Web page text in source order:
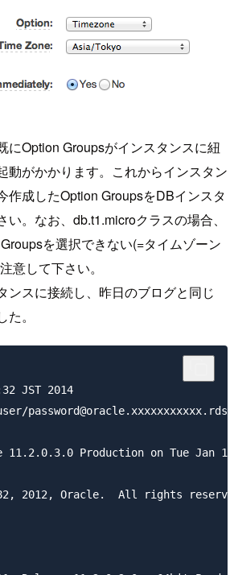
にOption Groupsがインスタンスに紐
動がかかります。これからインスタン
作成したOption GroupsをDBインスタ
い。なお、db.t1.microクラスの場合、
を選択できない(=タイムゾーン
意して下さい。
ンスに接続し、昨日のブログと同じ
。
JST 2014
11.2.0.3.0 Production on Tue Jan
2012, Oracle.  All rights